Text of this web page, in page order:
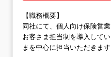
【職務概要】
同社にて、個人向け保険営業
お客さま担当制を導入して
まを中心に担当いただきます